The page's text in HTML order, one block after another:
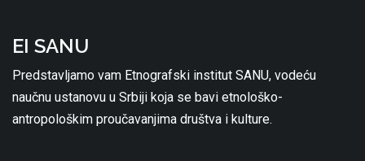
EI SANU
Predstavljamo vam Etnografski institut SANU, vodeću
naučnu ustanovu u Srbiji koja se bavi etnološko-
antropološkim proučavanjima društva i kulture.